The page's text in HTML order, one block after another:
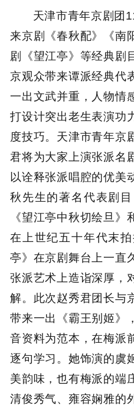
天津市青年京剧团
来京剧《春秋配》《南
剧《望江亭》等经典剧
京观众带来谭派经典代
一出文武并重，人物情
打设计突出老生表演功
度技巧。天津市青年京
君将为大家上演张派名
以诠释张派唱腔的优美
秋先生的著名代表剧
《望江亭中秋切绘旦
在上世纪五十年代末
亭》在京剧舞台上一直
张派艺术上造诣深厚，
解。此次赵秀君团长与
带来一出《霸王别姬》
音资料为范本，在梅派
逐句学习。她饰演的虞
美韵味，也有梅派的端
清俊秀气、雍容娴雅的